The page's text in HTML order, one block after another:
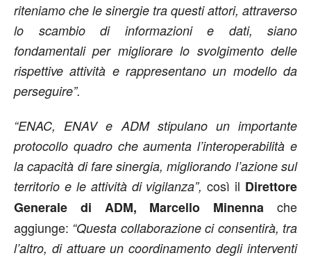
riteniamo che le sinergie tra questi attori, attraverso
lo scambio di informazioni e dati, siano
fondamentali per migliorare lo svolgimento delle
rispettive attività e rappresentano un modello da
perseguire”.
“ENAC, ENAV e ADM stipulano un importante
protocollo quadro che aumenta l’interoperabilità e
la capacità di fare sinergia, migliorando l’azione sul
territorio e le attività di vigilanza”,così il Direttore
Generale di ADM, Marcello Minenna che
aggiunge: “Questa collaborazione ci consentirà, tra
l’altro, di attuare un coordinamento degli interventi